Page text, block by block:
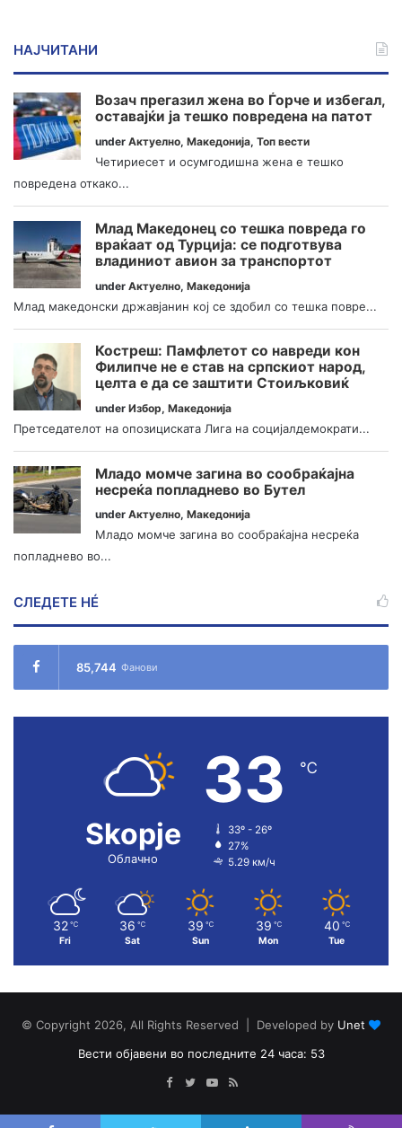
НАЈЧИТАНИ
Возач прегазил жена во Ѓорче и избегал,
оставајќи ја тешко повредена на патот
under Актуелно, Македонија, Топ вести
Четириесет и осумгодишна жена е тешко
повредена откако...
Млад Македонец со тешка повреда го
враќаат од Турција: се подготвува
владиниот авион за транспортот
under Актуелно, Македонија
Млад македонски државјанин кој се здобил со тешка повре...
Костреш: Памфлетот со навреди кон
Филипче не е став на српскиот народ,
целта е да се заштити Стоиљковиќ
under Избор, Македонија
Претседателот на опозициската Лига на социјалдемократи...
Младо момче загина во сообраќајна
несреќа попладнево во Бутел
under Актуелно, Македонија
Младо момче загина во сообраќајна несреќа
попладнево во...
СЛЕДЕТЕ НÉ
85,744 Фанови
Skopje
Облачно
33 ℃
33º - 26º
27%
5.29 км/ч
32 ℃
Fri
36 ℃
Sat
39 ℃
Sun
39 ℃
Mon
40 ℃
Tue
© Copyright 2026, All Rights Reserved | Developed by Unet
Вести објавени во последните 24 часа: 53
Facebook
TwitterYouTube
RSS